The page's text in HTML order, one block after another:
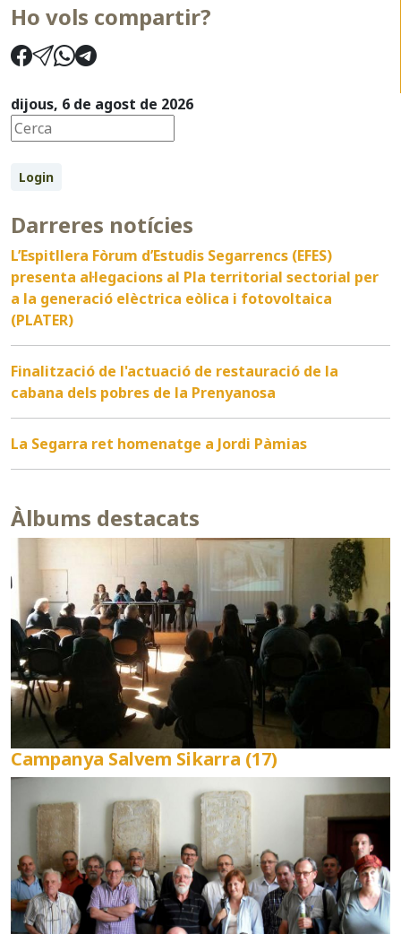
Ho vols compartir?
dijous, 6 de agost de 2026
Login
Darreres notícies
L’Espitllera Fòrum d’Estudis Segarrencs (EFES)
presenta al·legacions al Pla territorial sectorial per
a la generació elèctrica eòlica i fotovoltaica
(PLATER)
Finalització de l'actuació de restauració de la
cabana dels pobres de la Prenyanosa
La Segarra ret homenatge a Jordi Pàmias
Àlbums destacats
Campanya Salvem Sikarra (17)